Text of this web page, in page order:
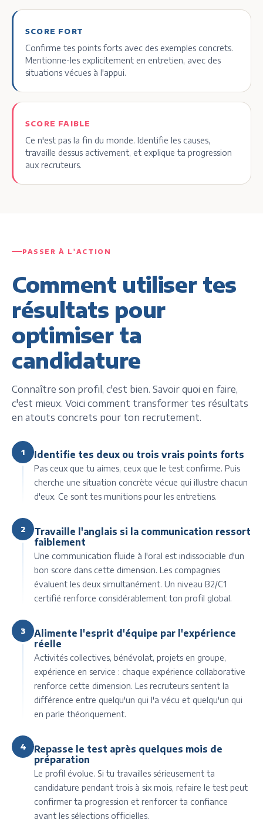
SCORE FORT
Confirme tes points forts avec des exemples concrets.
Mentionne-les explicitement en entretien, avec des
situations vécues à l'appui.
SCORE FAIBLE
Ce n'est pas la fin du monde. Identifie les causes,
travaille dessus activement, et explique ta progression
aux recruteurs.
PASSER À L'ACTION
Comment utiliser tes
résultats pour
optimiser ta
candidature
Connaître son profil, c'est bien. Savoir quoi en faire,
c'est mieux. Voici comment transformer tes résultats
en atouts concrets pour ton recrutement.
1 Identifie tes deux ou trois vrais points forts
Pas ceux que tu aimes, ceux que le test confirme. Puis
cherche une situation concrète vécue qui illustre chacun
d'eux. Ce sont tes munitions pour les entretiens.
2
Travaille l'anglais si la communication ressort
faiblement
Une communication fluide à l'oral est indissociable d'un
bon score dans cette dimension. Les compagnies
évaluent les deux simultanément. Un niveau B2/C1
certifié renforce considérablement ton profil global.
3
Alimente l'esprit d'équipe par l'expérience
réelle
Activités collectives, bénévolat, projets en groupe,
expérience en service : chaque expérience collaborative
renforce cette dimension. Les recruteurs sentent la
différence entre quelqu'un qui l'a vécu et quelqu'un qui
en parle théoriquement.
4
Repasse le test après quelques mois de
préparation
Le profil évolue. Si tu travailles sérieusement ta
candidature pendant trois à six mois, refaire le test peut
confirmer ta progression et renforcer ta confiance
avant les sélections officielles.